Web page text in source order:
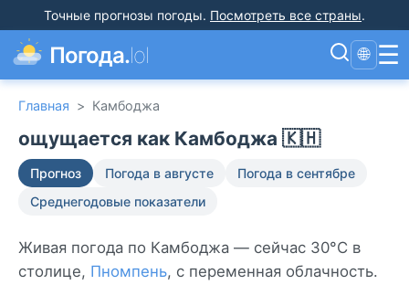
Точные прогнозы погоды. Посмотреть все страны.
Погода.lol 🌐 ☰
Главная > Камбоджа
ощущается как Камбоджа 🇰🇭
Прогноз Погода в августе
Погода в сентябре
Среднегодовые показатели
Живая погода по Камбоджа — сейчас 30°C в
столице, Пномпень, с переменная облачность.